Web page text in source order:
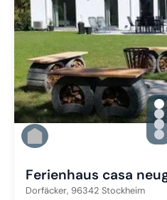
Ferienhaus casa
Dorfäcker, 96342 Stockheim